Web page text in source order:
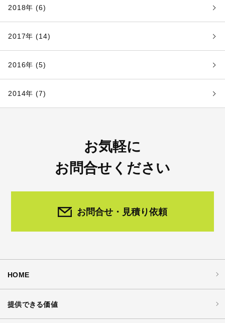
2018年 (6)
2017年 (14)
2016年 (5)
2014年 (7)
お気軽に
お問合せください
お問合せ・見積り依頼
HOME
提供できる価値